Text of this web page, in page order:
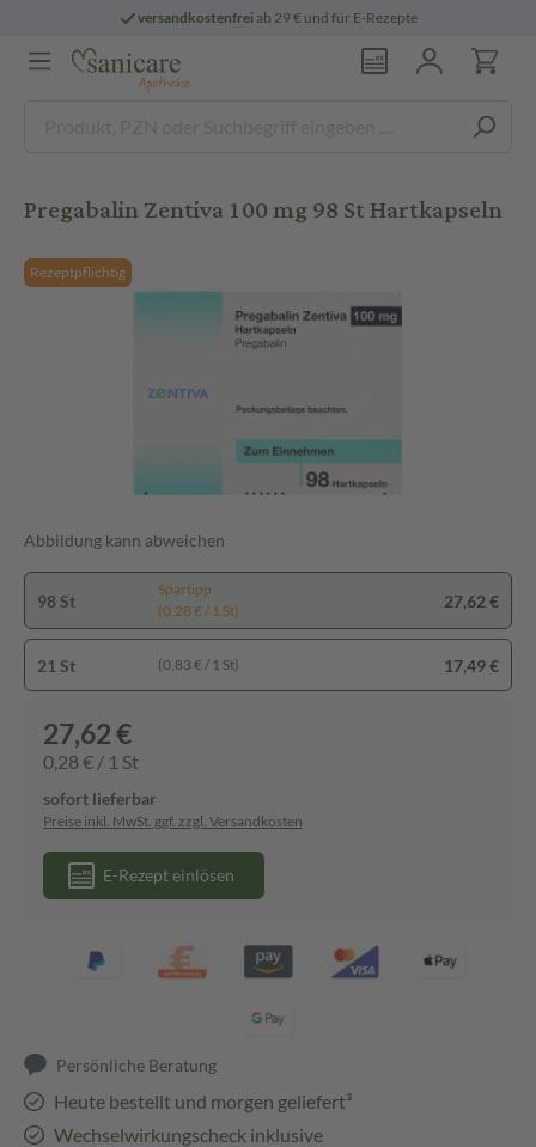
versandkostenfreiab 29 € und für E-Rezepte
Pregabalin Zentiva 100 mg 98 St Hartkapseln
Rezeptpflichtig
Abbildung kann abweichen
98 St
Spartipp
(0,28 € / 1 St)
27,62 €
21 St (0,83 € / 1 St) 17,49 €
27,62 €
0,28 € / 1 St
sofort lieferbar
Preise inkl. MwSt. ggf. zzgl. Versandkosten
E-Rezept einlösen
Persönliche Beratung
Heute bestellt und morgen geliefert³
Wechselwirkungscheck inklusive